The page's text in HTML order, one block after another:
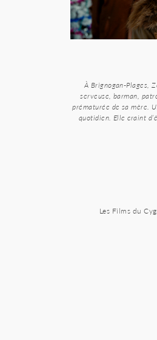
À Brignogan-Plages,
serveuse, barman,
prématurée de sa mère.
quotidien. Elle craint
Les Films du